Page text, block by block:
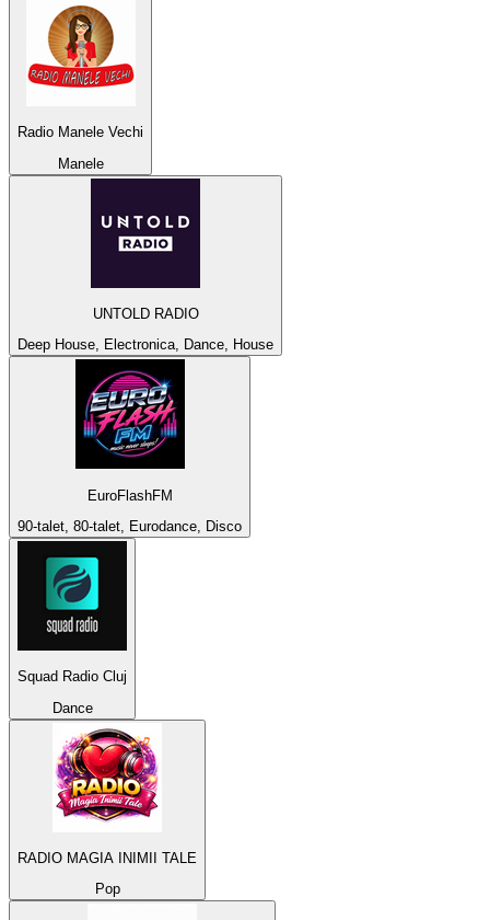
Radio Manele Vechi
Manele
UNTOLD RADIO
Deep House, Electronica, Dance, House
EuroFlashFM
90-talet, 80-talet, Eurodance, Disco
Squad Radio Cluj
Dance
RADIO MAGIA INIMII TALE
Pop